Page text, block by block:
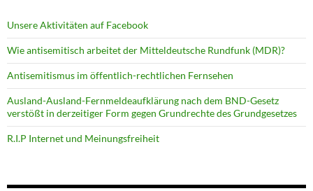
Unsere Aktivitäten auf Facebook
Wie antisemitisch arbeitet der Mitteldeutsche Rundfunk (MDR)?
Antisemitismus im öffentlich-rechtlichen Fernsehen
Ausland-Ausland-Fernmeldeaufklärung nach dem BND-Gesetz
verstößt in derzeitiger Form gegen Grundrechte des Grundgesetzes
R.I.P Internet und Meinungsfreiheit